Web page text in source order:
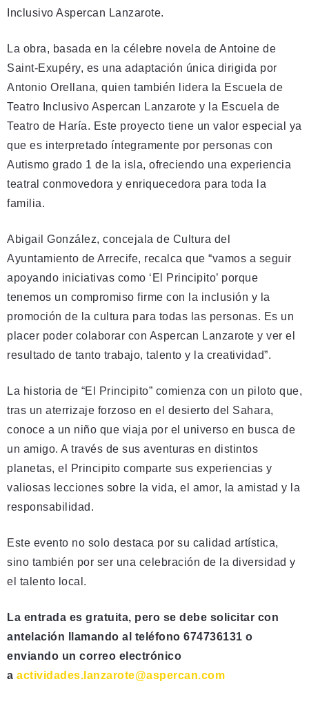
Inclusivo Aspercan Lanzarote.
La obra, basada en la célebre novela de Antoine de
Saint-Exupéry, es una adaptación única dirigida por
Antonio Orellana, quien también lidera la Escuela de
Teatro Inclusivo Aspercan Lanzarote y la Escuela de
Teatro de Haría. Este proyecto tiene un valor especial ya
que es interpretado íntegramente por personas con
Autismo grado 1 de la isla, ofreciendo una experiencia
teatral conmovedora y enriquecedora para toda la
familia.
Abigail González, concejala de Cultura del
Ayuntamiento de Arrecife, recalca que “vamos a seguir
apoyando iniciativas como ‘El Principito’ porque
tenemos un compromiso firme con la inclusión y la
promoción de la cultura para todas las personas. Es un
placer poder colaborar con Aspercan Lanzarote y ver el
resultado de tanto trabajo, talento y la creatividad”.
La historia de “El Principito” comienza con un piloto que,
tras un aterrizaje forzoso en el desierto del Sahara,
conoce a un niño que viaja por el universo en busca de
un amigo. A través de sus aventuras en distintos
planetas, el Principito comparte sus experiencias y
valiosas lecciones sobre la vida, el amor, la amistad y la
responsabilidad.
Este evento no solo destaca por su calidad artística,
sino también por ser una celebración de la diversidad y
el talento local.
La entrada es gratuita, pero se debe solicitar con
antelación llamando al teléfono 674736131 o
enviando un correo electrónico
a actividades.lanzarote@aspercan.com